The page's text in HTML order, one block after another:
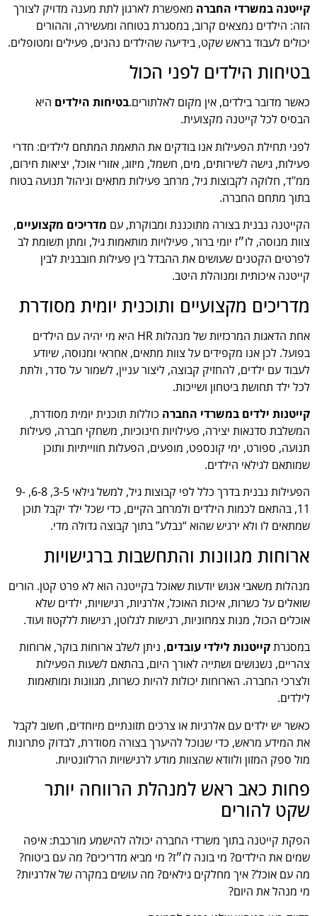
קייטנה במשרדי החברה מאפשרת לארגון לתת מענה מדויק לצורך
הזה: הילדים נמצאים קרוב, במסגרת בטוחה ומעשירה, וההורים
יכולים לעבוד בראש שקט, בידיעה שהילדים נהנים, פעילים ומטופלים.
בטיחות הילדים לפני הכול
כאשר מדובר בילדים, אין מקום לאלתורים.בטיחות הילדים היא
הבסיס לכל קייטנה מקצועית.
לפני תחילת הפעילות אנו בודקים את התאמת המתחם לילדים: חדרי
פעילות, גישה לשירותים, מים, חשמל, מיזוג, אזורי אוכל, יציאות חירום,
ממ"ד, חלוקה לקבוצות גיל, מרחב פעילות מתאים וניהול תנועה בטוח
בתוך מתחם החברה.
הקייטנה נבנית בצורה מתוכננת ומבוקרת, עם מדריכים מקצועיים,
צוות מנוסה, לו״ז יומי ברור, פעילויות מותאמות גיל, ומתן תשומת לב
לפרטים הקטנים שעושים את ההבדל בין פעילות חובבנית לבין
קייטנה איכותית ומנוהלת היטב.
מדריכים מקצועיים ותוכנית יומית מסודרת
אחת הדאגות המרכזיות של מנהלות HR היא מי יהיה עם הילדים
בפועל. לכן אנו מקפידים על צוות מתאים, אחראי ומנוסה, שיודע
לעבוד עם ילדים, להחזיק קבוצה, ליצור עניין, לשמור על סדר, ולתת
לכל ילד תחושת ביטחון ושייכות.
קייטנות ילדים במשרדי החברה כוללות תוכנית יומית מסודרת,
המשלבת סדנאות יצירה, פעילויות חינוכיות, משחקי חברה, פעילות
תנועה, ספורט, ימי קונספט, מופעים, הפעלות חווייתיות ותוכן
שמותאם לגילאי הילדים.
הפעילות נבנית בדרך כלל לפי קבוצות גיל, למשל גילאי 3-5, 6-8, 9-
11, בהתאם לכמות הילדים ולמרחב הקיים, כדי שכל ילד יקבל תוכן
שמתאים לו ולא ירגיש שהוא “נבלע” בתוך קבוצה גדולה מדי.
ארוחות מגוונות והתחשבות ברגישויות
מנהלות משאבי אנוש יודעות שאוכל בקייטנה הוא לא פרט קטן. הורים
שואלים על כשרות, איכות האוכל, אלרגיות, רגישויות, ילדים שלא
אוכלים הכול, מנות צמחוניות, רגישות לגלוטן, רגישות ללקטוז ועוד.
במסגרתקייטנות לילדי עובדים, ניתן לשלב ארוחות בוקר, ארוחות
צהריים, נשנושים ושתייה לאורך היום, בהתאם לשעות הפעילות
ולצרכי החברה. הארוחות יכולות להיות כשרות, מגוונות ומותאמות
לילדים.
כאשר יש ילדים עם אלרגיות או צרכים תזונתיים מיוחדים, חשוב לקבל
את המידע מראש, כדי שנוכל להיערך בצורה מסודרת, לבדוק פתרונות
מול ספק המזון ולוודא שהצוות מודע לרגישויות הרלוונטיות.
פחות כאב ראש למנהלת הרווחה יותר
שקט להורים
הפקת קייטנה בתוך משרדי החברה יכולה להישמע מורכבת: איפה
שמים את הילדים? מי בונה לו״ז? מי מביא מדריכים? מה עם ביטוח?
מה עם אוכל? איך מחלקים גילאים? מה עושים במקרה של אלרגיות?
מי מנהל את היום?